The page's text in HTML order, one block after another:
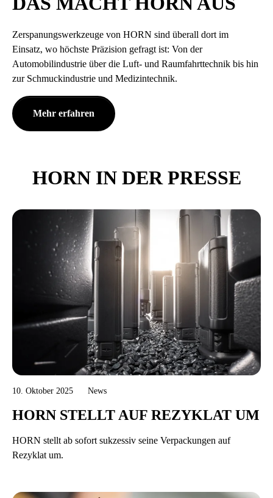
Zerspanungswerkzeuge von HORN sind überall dort im
Einsatz, wo höchste Präzision gefragt ist: Von der
Automobilindustrie über die Luft- und Raumfahrttechnik bis hin
zur Schmuckindustrie und Medizintechnik.
Mehr erfahren
HORN IN DER PRESSE
10. Oktober 2025 News
HORN STELLT AUF REZYKLAT UM
HORN stellt ab sofort sukzessiv seine Verpackungen auf
Rezyklat um.